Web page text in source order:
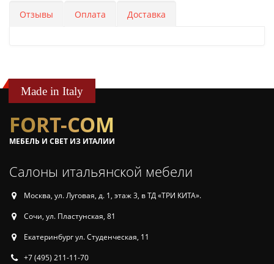
Отзывы Оплата Доставка
Made in Italy
FORT-COM
МЕБЕЛЬ И СВЕТ ИЗ ИТАЛИИ
Салоны итальянской мебели
Москва, ул. Луговая, д. 1, этаж 3, в ТД «ТРИ КИТА».
Сочи, ул. Пластунская, 81
Екатеринбург ул. Студенческая, 11
+7 (495) 211-11-70